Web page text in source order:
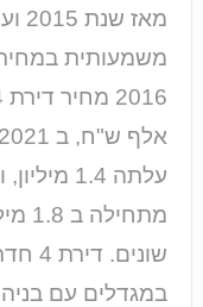
משמעותית
במגדלים עם